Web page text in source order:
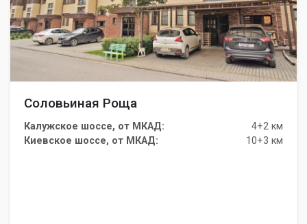
Соловьиная Роща
Калужское шоссе, от МКАД:
4+2 км
Киевское шоссе, от МКАД:
10+3 км